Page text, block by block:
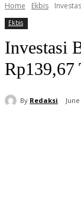
Home Ekbis
Ekbis
Investasi
Rp139,67
By Redaksi